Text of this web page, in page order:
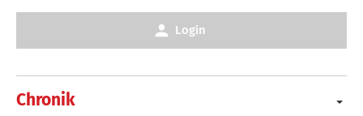
Chronik
Login